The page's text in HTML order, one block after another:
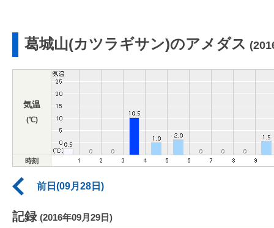
葛城山(カツラギサン)のアメダス
気温
(℃)
時刻
前日(09月28日)
記録 (2016年09月29日)